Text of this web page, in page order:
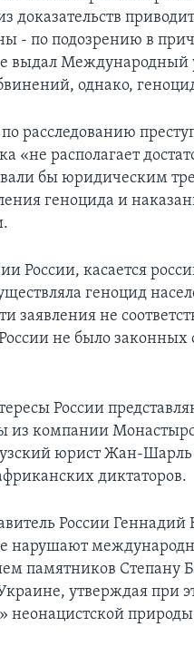
доказательств
- по подозрению в
выдал Международный
однако,
расследованию
«не располагает
бы юридическим
геноцида и
России, касается
геноцид
заявления не
не было
России
из компании
юрист Жан-
диктаторов.
России Геннадий
нарушают
памятников Степану
утверждая при
неонацистской